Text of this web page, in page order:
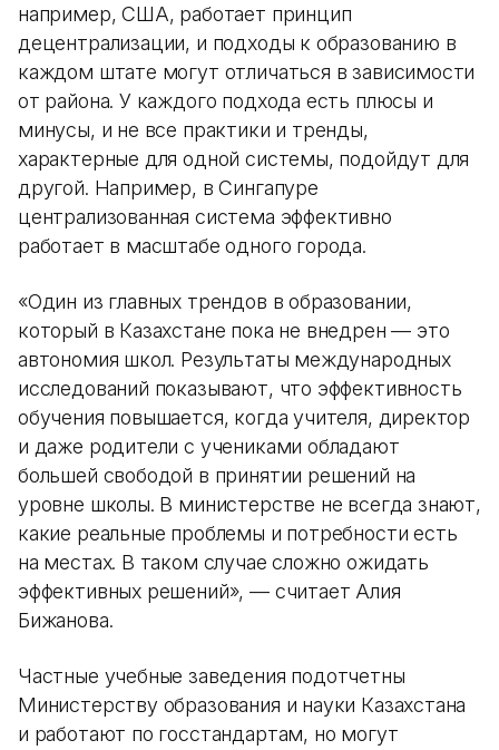
например, США, работает принцип
децентрализации, и подходы к образованию в
каждом штате могут отличаться в зависимости
от района. У каждого подхода есть плюсы и
минусы, и не все практики и тренды,
характерные для одной системы, подойдут для
другой. Например, в Сингапуре
централизованная система эффективно
работает в масштабе одного города.
«Один из главных трендов в образовании,
который в Казахстане пока не внедрен — это
автономия школ. Результаты международных
исследований показывают, что эффективность
обучения повышается, когда учителя, директор
и даже родители с учениками обладают
большей свободой в принятии решений на
уровне школы. В министерстве не всегда знают,
какие реальные проблемы и потребности есть
на местах. В таком случае сложно ожидать
эффективных решений», — считает Алия
Бижанова.
Частные учебные заведения подотчетны
Министерству образования и науки Казахстана
и работают по госстандартам, но могут